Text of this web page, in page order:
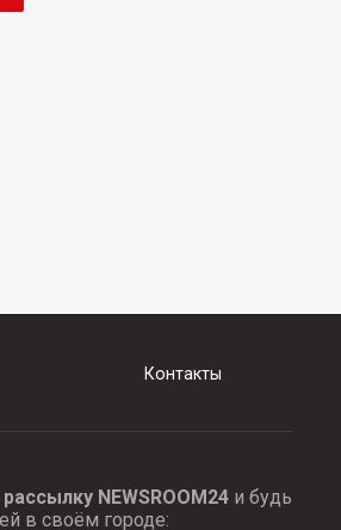
Контакты
NEWSROOM24и будь
в своём городе: